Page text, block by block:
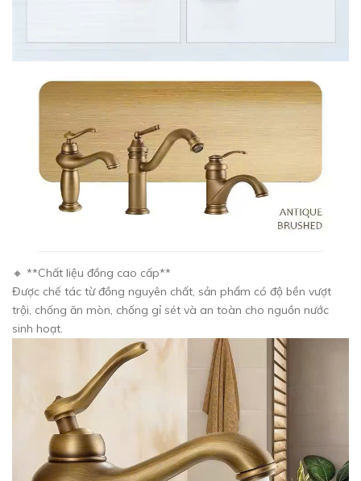
🔸 **Chất liệu đồng cao cấp**
Được chế tác từ đồng nguyên chất, sản phẩm có độ bền vượt
trội, chống ăn mòn, chống gỉ sét và an toàn cho nguồn nước
sinh hoạt.